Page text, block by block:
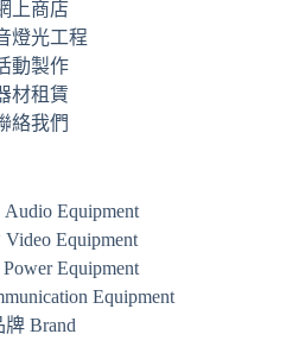
上商店
燈光工程
動製作
材租賃
絡我們
Equipment
Equipment
Equipment
Equipment
牌 Brand